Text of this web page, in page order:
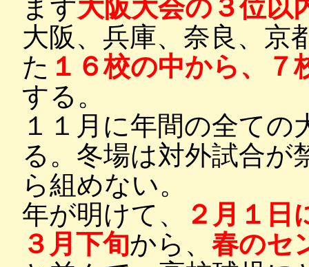
まず大阪大会の３位以
大阪、兵庫、奈良、京
た １６校の中から、７
する。
１１月に年間の全て
る。冬場は対外試合が
ら組めない。
年が明けて、
２月１日
３月下旬から、 春のセ